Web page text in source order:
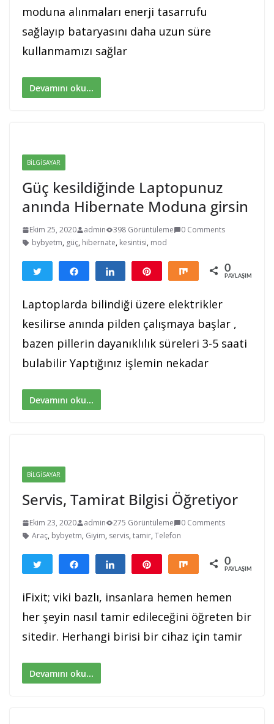
moduna alınmaları enerji tasarrufu
sağlayıp bataryasını daha uzun süre
kullanmamızı sağlar
Devamını oku...
BILGISAYAR
Güç kesildiğinde Laptopunuz
anında Hibernate Moduna girsin
Ekim 25, 2020 admin 398 Görüntüleme
0 Comments
bybyetm, güç, hibernate, kesintisi, mod
Tweetle Paylaş Paylaş Paylaş 0
PAYLAŞIMLAR
Laptoplarda bilindiği üzere elektrikler
kesilirse anında pilden çalışmaya başlar ,
bazen pillerin dayanıklılık süreleri 3-5 saati
bulabilir Yaptığınız işlemin nekadar
Devamını oku...
BILGISAYAR
Servis, Tamirat Bilgisi Öğretiyor
Ekim 23, 2020 admin 275 Görüntüleme
0 Comments
Araç, bybyetm, Giyim, servis,tamir,Telefon
Tweetle Paylaş Paylaş Paylaş 0
PAYLAŞIMLAR
iFixit; viki bazlı, insanlara hemen hemen
her şeyin nasıl tamir edileceğini öğreten bir
sitedir. Herhangi birisi bir cihaz için tamir
Devamını oku...